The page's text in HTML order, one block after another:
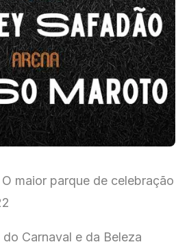
O maior parque de celebração
Carnaval e da Beleza